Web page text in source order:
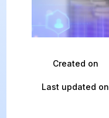
Created on
Last updated on